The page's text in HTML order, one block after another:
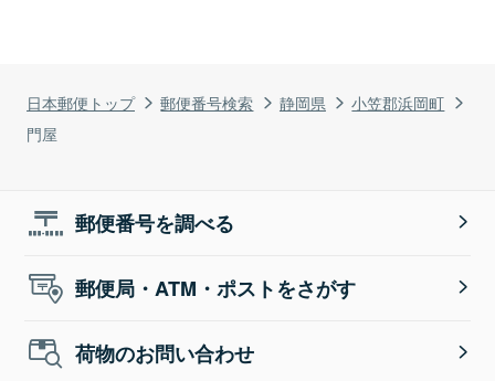
日本郵便トップ 郵便番号検索 静岡県
小笠郡浜岡町
門屋
郵便番号を調べる
郵便局・ATM・ポストをさがす
荷物のお問い合わせ